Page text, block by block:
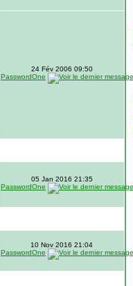
24 Fév 2006 09:50
PasswordOne
05 Jan 2016 21:35
PasswordOne
10 Nov 2016 21:04
PasswordOne